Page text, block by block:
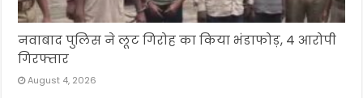
नवाबाद पुलिस ने लूट गिरोह का किया भंडाफोड़, 4 आरोपी
गिरफ्तार
August 4, 2026